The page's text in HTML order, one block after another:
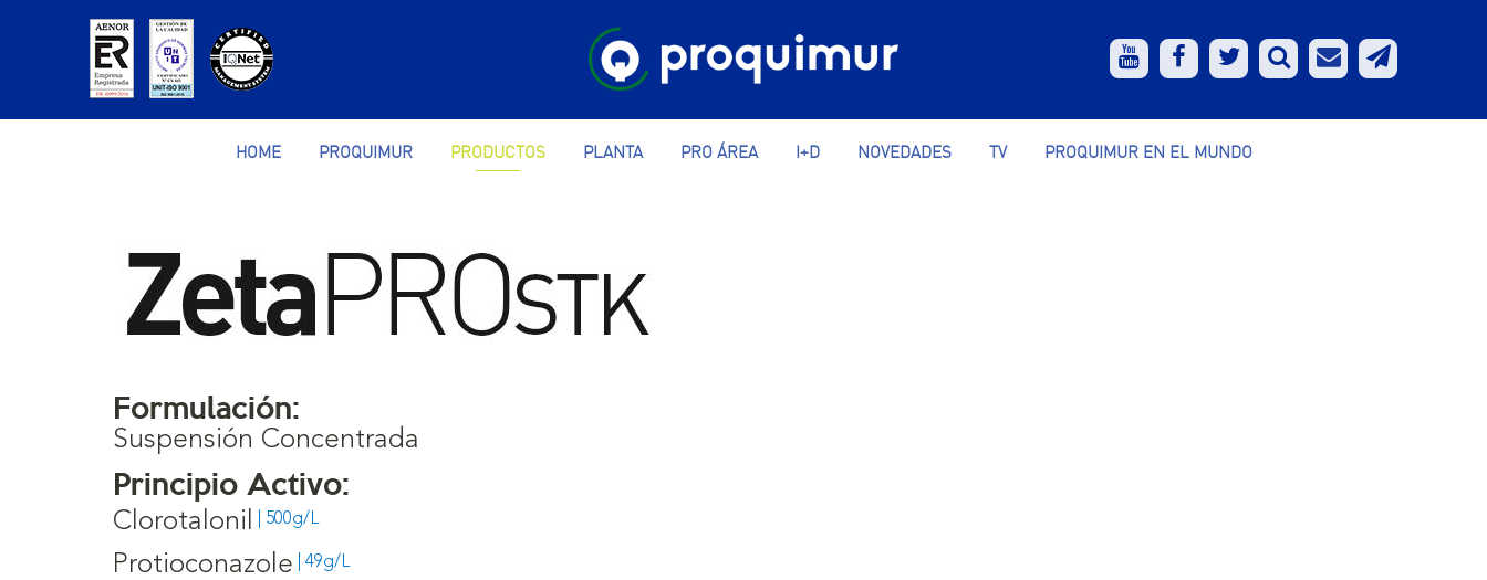
HOME PROQUIMUR PRODUCTOS PLANTA PRO ÁREA I+D NOVEDADES TV PROQUIMUR EN EL MUNDO
Formulación:
Suspensión Concentrada
Principio Activo:
Clorotalonil | 500g/L
Protioconazole | 49g/L